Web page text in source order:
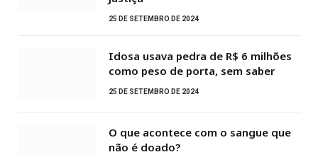
25 DE SETEMBRO DE 2024
Idosa usava pedra de R$ 6 milhões
como peso de porta, sem saber
25 DE SETEMBRO DE 2024
O que acontece com o sangue que
não é doado?